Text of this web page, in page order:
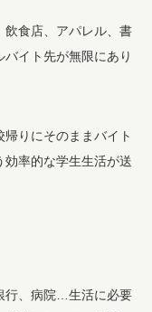
飲食店、アパレル、書
イト先が無限にあり
りにそのままバイト
効率的な学生生活が送
行、病院…生活に必要